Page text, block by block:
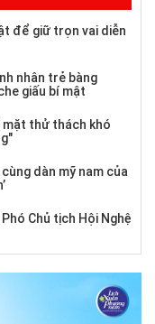
để giữ trọn vai diễn
nhân trẻ bàng
giấu bí mật
mặt thử thách khó
dàn mỹ nam của
Chủ tịch Hội Nghệ